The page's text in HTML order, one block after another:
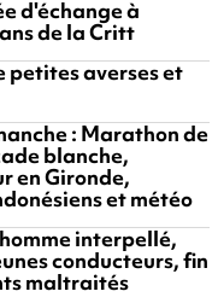
d'échange à
de la Critt
petites averses et
: Marathon de
blanche,
en Gironde,
et météo
interpellé,
conducteurs, fin
maltraités